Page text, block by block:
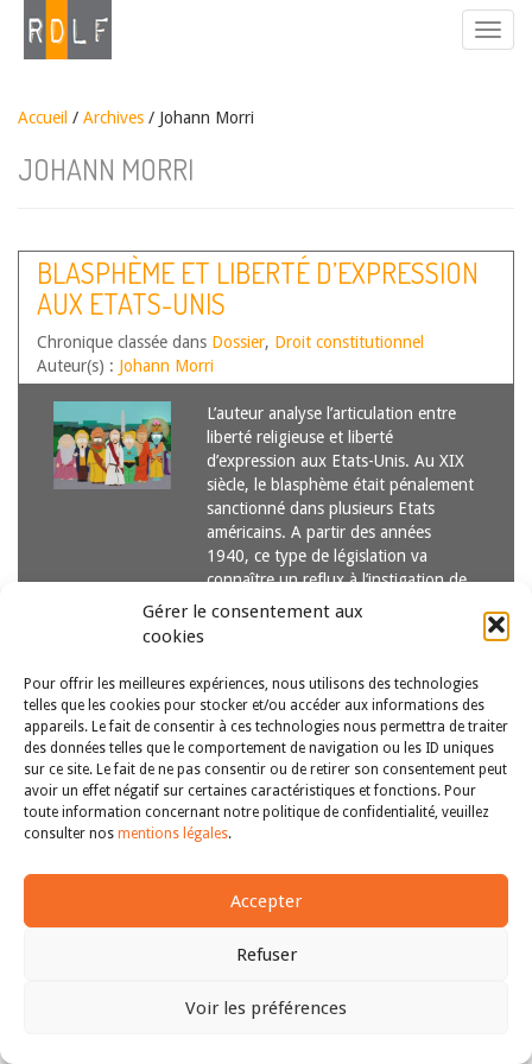
Gérer le consentement aux
cookies
Pour offrir les meilleures expériences, nous utilisons des technologies
telles que les cookies pour stocker et/ou accéder aux informations des
appareils. Le fait de consentir à ces technologies nous permettra de traiter
des données telles que le comportement de navigation ou les ID uniques
sur ce site. Le fait de ne pas consentir ou de retirer son consentement peut
avoir un effet négatif sur certaines caractéristiques et fonctions. Pour
toute information concernant notre politique de confidentialité, veuillez
consulter nos mentions légales.
Accepter
Refuser
Voir les préférences
Accueil / Archives / Johann Morri
JOHANN MORRI
BLASPHÈME ET LIBERTÉ D’EXPRESSION
AUX ETATS-UNIS
Chronique classée dans Dossier, Droit constitutionnel
Auteur(s) : Johann Morri
L’auteur analyse l’articulation entre
liberté religieuse et liberté
d’expression aux Etats-Unis. Au XIX
siècle, le blasphème était pénalement
sanctionné dans plusieurs Etats
américains. A partir des années
1940, ce type de législation va
connaître un reflux à l’instigation de
Lire la suite
Copyright © 2011-2026Revue des droits et libertés fondamentaux
| Tous droits réservés |mentions légales